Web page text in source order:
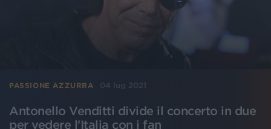
PASSIONE AZZURRA 04 lug 2021
Antonello Venditti divide il concerto in due
per vedere l'Italia con i fan